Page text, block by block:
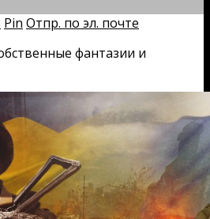
Pin Отпр. по эл. почте
фантазии и